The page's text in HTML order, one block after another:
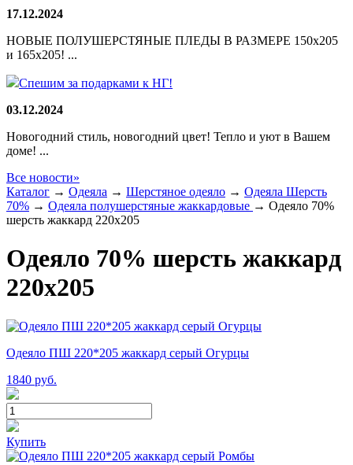
17.12.2024
НОВЫЕ ПОЛУШЕРСТЯНЫЕ ПЛЕДЫ В РАЗМЕРЕ 150х205
и 165х205! ...
Спешим за подарками к НГ!
03.12.2024
Новогодний стиль, новогодний цвет! Тепло и уют в Вашем
доме! ...
Все новости»
Каталог → Одеяла → Шерстяное одеяло → Одеяла Шерсть
70% → Одеяла полушерстяные жаккардовые → Одеяло 70%
шерсть жаккард 220х205
Одеяло 70% шерсть жаккард
220х205
Одеяло ПШ 220*205 жаккард серый Огурцы
1840 руб.
Купить